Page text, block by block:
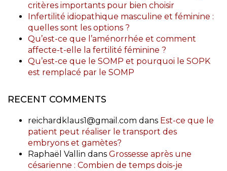
critères importants pour bien choisir
Infertilité idiopathique masculine et féminine :
quelles sont les options ?
Qu’est-ce que l’aménorrhée et comment
affecte-t-elle la fertilité féminine ?
Qu’est-ce que le SOMP et pourquoi le SOPK
est remplacé par le SOMP
RECENT COMMENTS
reichardklaus1@gmail.com dans Est-ce que le
patient peut réaliser le transport des
embryons et gamètes?
Raphaël Vallin dans Grossesse après une
césarienne : Combien de temps dois-je